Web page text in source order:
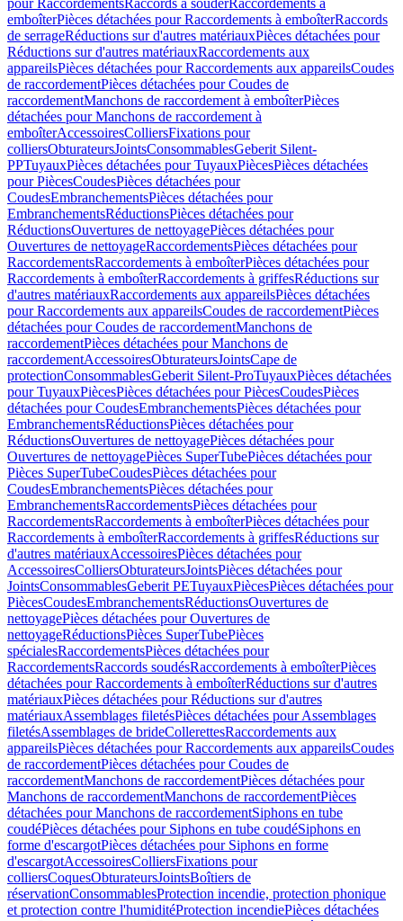
pour RaccordementsRaccords à souderRaccordements à
emboîterPièces détachées pour Raccordements à emboîterRaccords
de serrageRéductions sur d'autres matériauxPièces détachées pour
Réductions sur d'autres matériauxRaccordements aux
appareilsPièces détachées pour Raccordements aux appareilsCoudes
de raccordementPièces détachées pour Coudes de
raccordementManchons de raccordement à emboîterPièces
détachées pour Manchons de raccordement à
emboîterAccessoiresColliersFixations pour
colliersObturateursJointsConsommablesGeberit Silent-
PPTuyauxPièces détachées pour TuyauxPiècesPièces détachées
pour PiècesCoudesPièces détachées pour
CoudesEmbranchementsPièces détachées pour
EmbranchementsRéductionsPièces détachées pour
RéductionsOuvertures de nettoyagePièces détachées pour
Ouvertures de nettoyageRaccordementsPièces détachées pour
RaccordementsRaccordements à emboîterPièces détachées pour
Raccordements à emboîterRaccordements à griffesRéductions sur
d'autres matériauxRaccordements aux appareilsPièces détachées
pour Raccordements aux appareilsCoudes de raccordementPièces
détachées pour Coudes de raccordementManchons de
raccordementPièces détachées pour Manchons de
raccordementAccessoiresObturateursJointsCape de
protectionConsommablesGeberit Silent-ProTuyauxPièces détachées
pour TuyauxPiècesPièces détachées pour PiècesCoudesPièces
détachées pour CoudesEmbranchementsPièces détachées pour
EmbranchementsRéductionsPièces détachées pour
RéductionsOuvertures de nettoyagePièces détachées pour
Ouvertures de nettoyagePièces SuperTubePièces détachées pour
Pièces SuperTubeCoudesPièces détachées pour
CoudesEmbranchementsPièces détachées pour
EmbranchementsRaccordementsPièces détachées pour
RaccordementsRaccordements à emboîterPièces détachées pour
Raccordements à emboîterRaccordements à griffesRéductions sur
d'autres matériauxAccessoiresPièces détachées pour
AccessoiresColliersObturateursJointsPièces détachées pour
JointsConsommablesGeberit PETuyauxPiècesPièces détachées pour
PiècesCoudesEmbranchementsRéductionsOuvertures de
nettoyagePièces détachées pour Ouvertures de
nettoyageRéductionsPièces SuperTubePièces
spécialesRaccordementsPièces détachées pour
RaccordementsRaccords soudésRaccordements à emboîterPièces
détachées pour Raccordements à emboîterRéductions sur d'autres
matériauxPièces détachées pour Réductions sur d'autres
matériauxAssemblages filetésPièces détachées pour Assemblages
filetésAssemblages de brideCollerettesRaccordements aux
appareilsPièces détachées pour Raccordements aux appareilsCoudes
de raccordementPièces détachées pour Coudes de
raccordementManchons de raccordementPièces détachées pour
Manchons de raccordementManchons de raccordementPièces
détachées pour Manchons de raccordementSiphons en tube
coudéPièces détachées pour Siphons en tube coudéSiphons en
forme d'escargotPièces détachées pour Siphons en forme
d'escargotAccessoiresColliersFixations pour
colliersCoquesObturateursJointsBoîtiers de
réservationConsommablesProtection incendie, protection phonique
et protection contre l'humiditéProtection incendiePièces détachées